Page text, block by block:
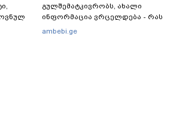
გულშემატკივრობს, ახალი
ინფორმაცია ვრცელდება - რას
წერს ბიჭუნას დედა?
ambebi.ge